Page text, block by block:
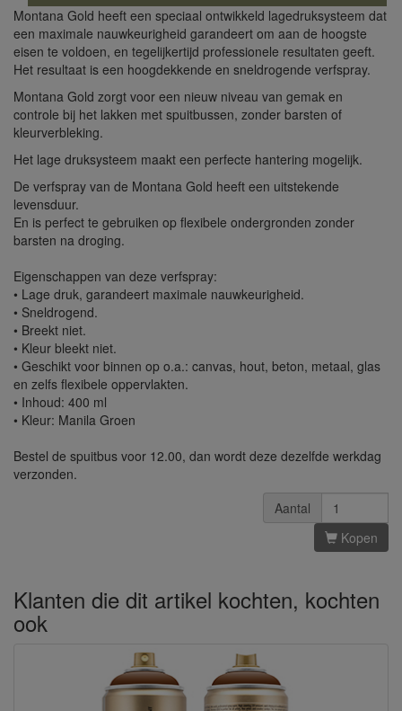
Montana Gold heeft een speciaal ontwikkeld lagedruksysteem dat
een maximale nauwkeurigheid garandeert om aan de hoogste
eisen te voldoen, en tegelijkertijd professionele resultaten geeft.
Het resultaat is een hoogdekkende en sneldrogende verfspray.
Montana Gold zorgt voor een nieuw niveau van gemak en
controle bij het lakken met spuitbussen, zonder barsten of
kleurverbleking.
Het lage druksysteem maakt een perfecte hantering mogelijk.
De verfspray van de Montana Gold heeft een uitstekende
levensduur.
En is perfect te gebruiken op flexibele ondergronden zonder
barsten na droging.
Eigenschappen van deze verfspray:
• Lage druk, garandeert maximale nauwkeurigheid.
• Sneldrogend.
• Breekt niet.
• Kleur bleekt niet.
• Geschikt voor binnen op o.a.: canvas, hout, beton, metaal, glas
en zelfs flexibele oppervlakten.
• Inhoud: 400 ml
• Kleur: Manila Groen
Bestel de spuitbus voor 12.00, dan wordt deze dezelfde werkdag
verzonden.
Aantal
Kopen
Klanten die dit artikel kochten, kochten
ook